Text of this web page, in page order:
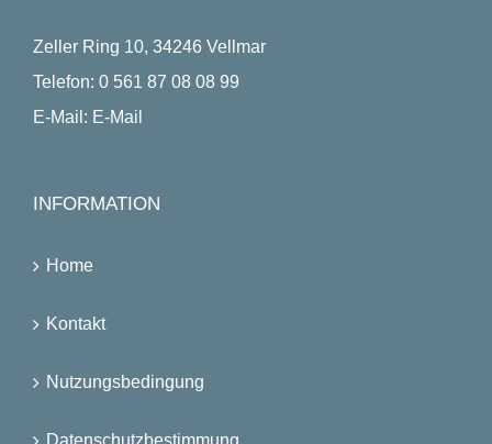
Zeller Ring 10, 34246 Vellmar
Telefon: 0 561 87 08 08 99
E-Mail: E-Mail
INFORMATION
Home
Kontakt
Nutzungsbedingung
Datenschutzbestimmung